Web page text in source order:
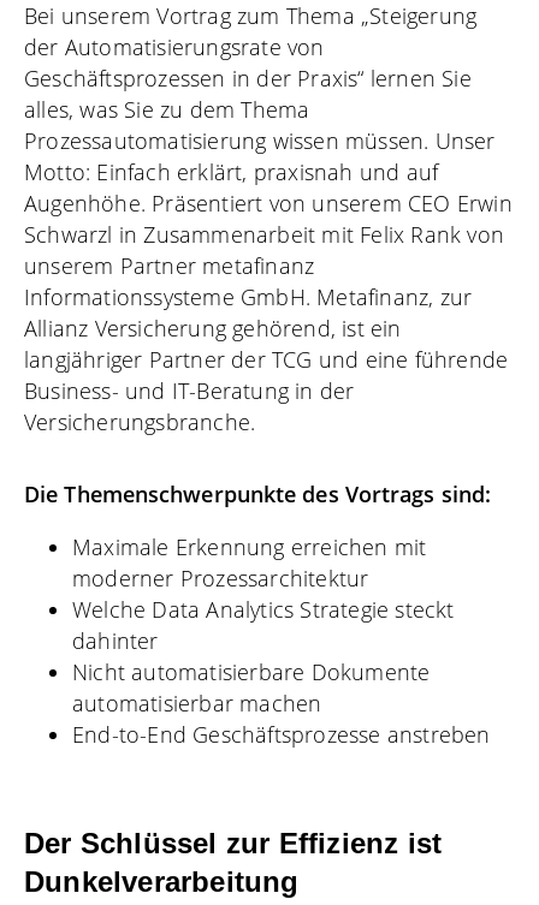
Bei unserem Vortrag zum Thema „Steigerung
der Automatisierungsrate von
Geschäftsprozessen in der Praxis“ lernen Sie
alles, was Sie zu dem Thema
Prozessautomatisierung wissen müssen. Unser
Motto: Einfach erklärt, praxisnah und auf
Augenhöhe. Präsentiert von unserem CEO Erwin
Schwarzl in Zusammenarbeit mit Felix Rank von
unserem Partner metafinanz
Informationssysteme GmbH. Metafinanz, zur
Allianz Versicherung gehörend, ist ein
langjähriger Partner der TCG und eine führende
Business- und IT-Beratung in der
Versicherungsbranche.
Die Themenschwerpunkte des Vortrags sind:
Maximale Erkennung erreichen mit
moderner Prozessarchitektur
Welche Data Analytics Strategie steckt
dahinter
Nicht automatisierbare Dokumente
automatisierbar machen
End-to-End Geschäftsprozesse anstreben
Der Schlüssel zur Effizienz ist
Dunkelverarbeitung